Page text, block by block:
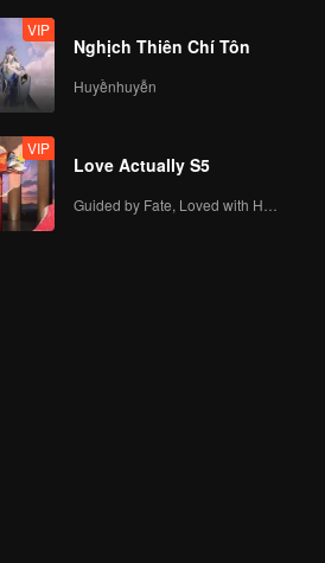
VIP
Nghịch Thiên Chí Tôn
Huyềnhuyễn
VIP
Love Actually S5